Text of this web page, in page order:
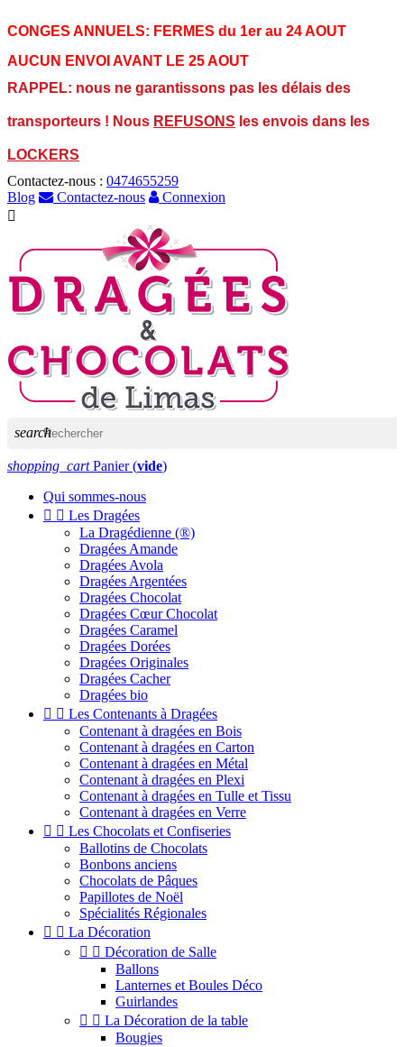
CONGES ANNUELS: FERMES du 1er au 24 AOUT
AUCUN ENVOI AVANT LE 25 AOUT
RAPPEL: nous ne garantissons pas les délais des
transporteurs ! Nous REFUSONS les envois dans les
LOCKERS
Contactez-nous : 0474655259
Blog
Contactez-nous
Connexion

search
shopping_cart Panier (vide)
Qui sommes-nous
  Les Dragées
La Dragédienne (®)
Dragées Amande
Dragées Avola
Dragées Argentées
Dragées Chocolat
Dragées Cœur Chocolat
Dragées Caramel
Dragées Dorées
Dragées Originales
Dragées Cacher
Dragées bio
  Les Contenants à Dragées
Contenant à dragées en Bois
Contenant à dragées en Carton
Contenant à dragées en Métal
Contenant à dragées en Plexi
Contenant à dragées en Tulle et Tissu
Contenant à dragées en Verre
  Les Chocolats et Confiseries
Ballotins de Chocolats
Bonbons anciens
Chocolats de Pâques
Papillotes de Noël
Spécialités Régionales
  La Décoration
  Décoration de Salle
Ballons
Lanternes et Boules Déco
Guirlandes
  La Décoration de la table
Bougies